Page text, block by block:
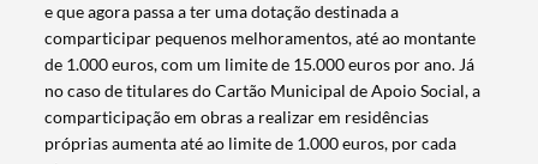
Categorias gerais
e que agora passa a ter uma dotação destinada a
comparticipar pequenos melhoramentos, até ao montante
de 1.000 euros, com um limite de 15.000 euros por ano. Já
no caso de titulares do Cartão Municipal de Apoio Social, a
comparticipação em obras a realizar em residências
próprias aumenta até ao limite de 1.000 euros, por cada